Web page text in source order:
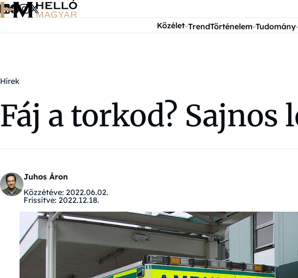
Ugrás a tartalomra
Közélet TrendTörténelem Tudomány
Hírek
Fáj a torkod?
Juhos Áron
Közzétéve: 2022.06.02.
Frissítve: 2022.12.18.